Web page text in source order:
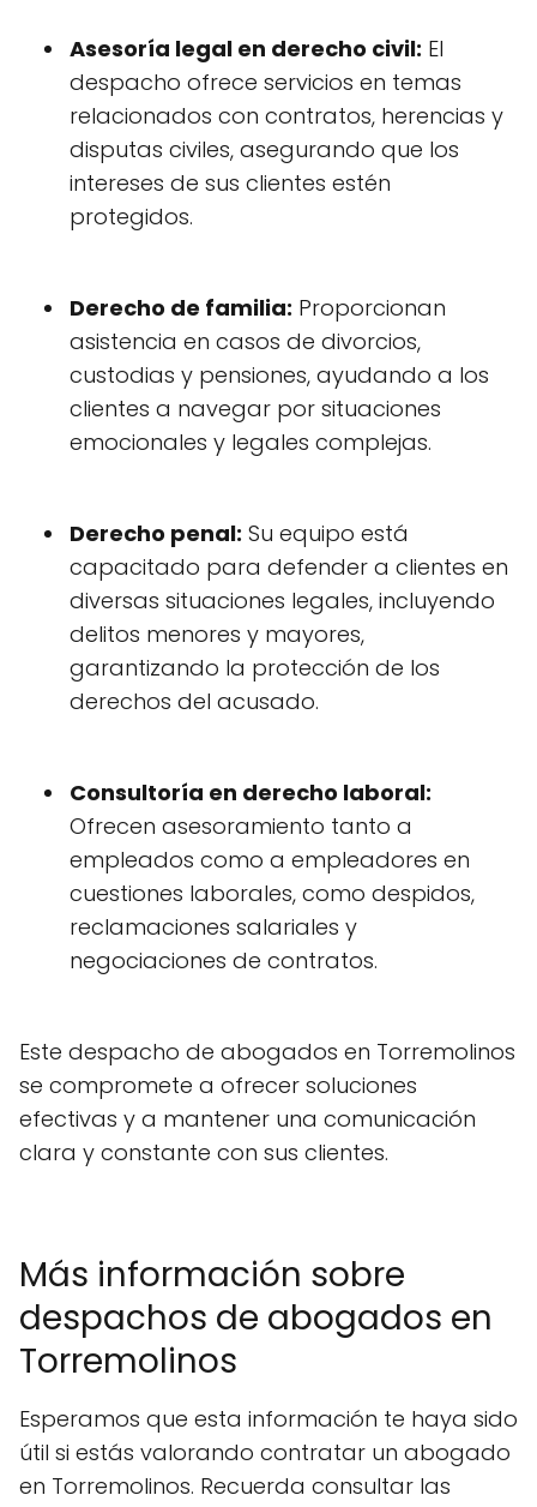
Asesoría legal en derecho civil: El
despacho ofrece servicios en temas
relacionados con contratos, herencias y
disputas civiles, asegurando que los
intereses de sus clientes estén
protegidos.
Derecho de familia: Proporcionan
asistencia en casos de divorcios,
custodias y pensiones, ayudando a los
clientes a navegar por situaciones
emocionales y legales complejas.
Derecho penal: Su equipo está
capacitado para defender a clientes en
diversas situaciones legales, incluyendo
delitos menores y mayores,
garantizando la protección de los
derechos del acusado.
Consultoría en derecho laboral:
Ofrecen asesoramiento tanto a
empleados como a empleadores en
cuestiones laborales, como despidos,
reclamaciones salariales y
negociaciones de contratos.
Este despacho de abogados en Torremolinos
se compromete a ofrecer soluciones
efectivas y a mantener una comunicación
clara y constante con sus clientes.
Más información sobre
despachos de abogados en
Torremolinos
Esperamos que esta información te haya sido
útil si estás valorando contratar un abogado
en Torremolinos. Recuerda consultar las